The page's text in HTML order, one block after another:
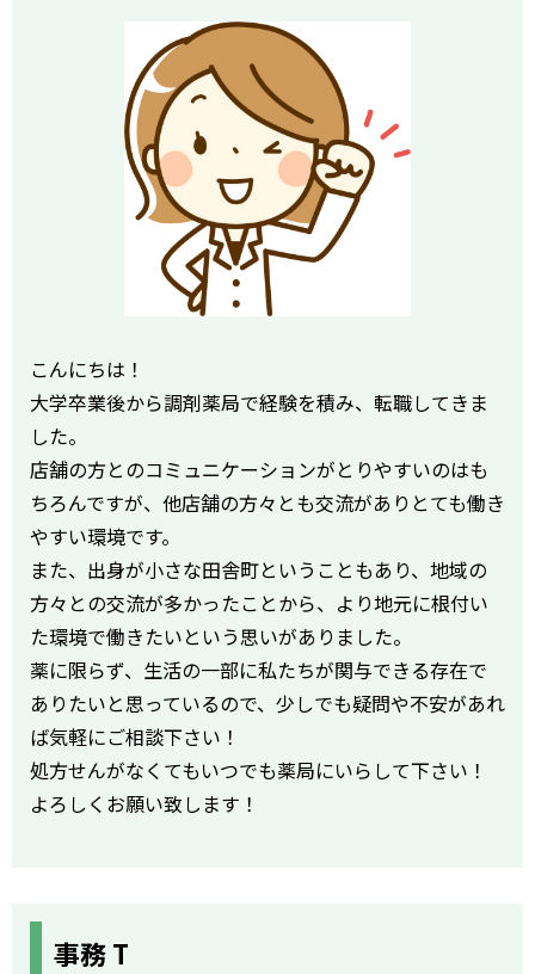
こんにちは！
大学卒業後から調剤薬局で経験を積み、転職してきま
した。
店舗の方とのコミュニケーションがとりやすいのはも
ちろんですが、他店舗の方々とも交流がありとても働き
やすい環境です。
また、出身が小さな田舎町ということもあり、地域の
方々との交流が多かったことから、より地元に根付い
た環境で働きたいという思いがありました。
薬に限らず、生活の一部に私たちが関与できる存在で
ありたいと思っているので、少しでも疑問や不安があれ
ば気軽にご相談下さい！
処方せんがなくてもいつでも薬局にいらして下さい！
よろしくお願い致します！
事務 T